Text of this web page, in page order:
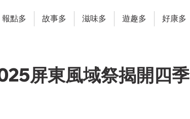
報點多 故事多 滋味多 遊趣多 好康多
屏東風域祭揭開四季